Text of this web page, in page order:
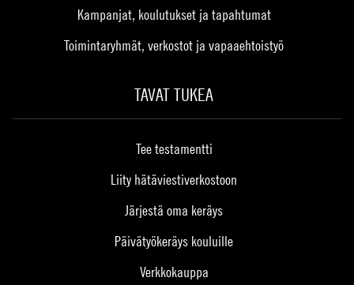
Kampanjat, koulutukset ja tapahtumat
Toimintaryhmät, verkostot ja vapaaehtoistyö
TAVAT TUKEA
Tee testamentti
Liity hätäviestiverkostoon
Järjestä oma keräys
Päivätyökeräys kouluille
Verkkokauppa